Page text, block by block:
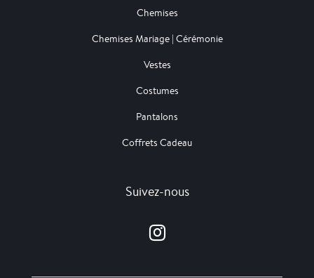
Chemises
Chemises Mariage | Cérémonie
Vestes
Costumes
Pantalons
Coffrets Cadeau
Suivez-nous